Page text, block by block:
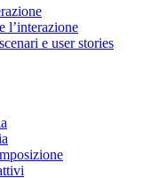
l’interazione
e user stories